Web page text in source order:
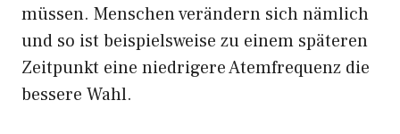
müssen. Menschen verändern sich nämlich
und so ist beispielsweise zu einem späteren
Zeitpunkt eine niedrigere Atemfrequenz die
bessere Wahl.